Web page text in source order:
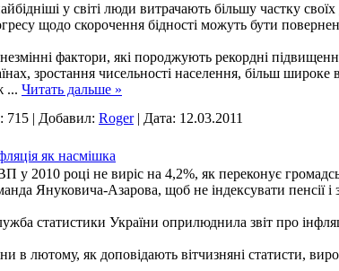
у світі люди витрачають більшу частку
щодо скорочення бідності можуть бути
фактори, які породжують рекордні
зростання чисельності населення, більш
... Читать дальше »
715 | Добавил: Roger | Дата: 12.03.2011
як насмішка
у 2010 році не виріс на 4,2%, як переконує
Януковича-Азарова, щоб не індексувати пенсії
статистики України оприлюднила звіт про
в лютому, як доповідають вітчизняні статисти,